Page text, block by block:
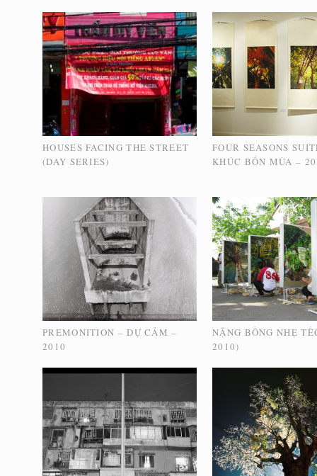
HOUSES FACING THE STREET
(DAY SERIES)
FOUR SEASONS
KHÚC BỐN MÙA –
PREMONITION – DỰ CẢM –
2010
NẶNG BỒNG NHẸ
2010)